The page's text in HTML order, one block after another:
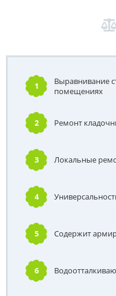
1
Выравнивание
помещениях
2 Ремонт
3 Локальные
4
5 Содержит
6